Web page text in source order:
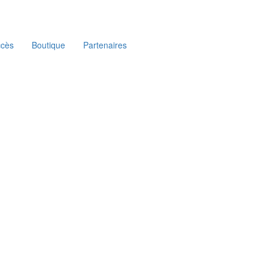
Boutique Partenaires